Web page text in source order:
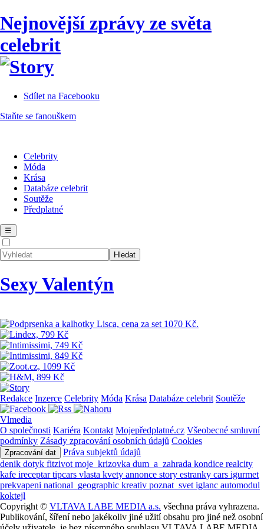
Nejnovější zprávy ze světa
celebrit
Sdílet na Facebooku
Staňte se fanouškem
Celebrity
Móda
Krása
Databáze celebrit
Soutěže
Předplatné
☰
Sexy Valentýn
Redakce Inzerce Celebrity Móda Krása Databáze celebrit Soutěže
Vlmedia
O společnosti Kariéra Kontakt Mojepředplatné.cz Všeobecné smluvní
podmínky Zásady zpracování osobních údajů Cookies
Zpracování dat
Práva subjektů údajů
denik dotyk fitzivot moje_krizovka dum_a_zahrada kondice realcity
kafe ireceptartipcars vlasta kvety annonce story estranky cars igurmet
prekvapeni national_geographic kreativ poznat_svet iglanc automodul
koktejl
Copyright © VLTAVA LABE MEDIA a.s. všechna práva vyhrazena.
Publikování, šíření nebo jakékoliv jiné užití obsahu pro jiné než osobní